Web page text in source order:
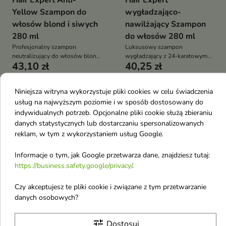
Yellow Szampon do
włosów blond i siwych
280 ml
Profesjonalny szampon
neutralizujący do włosów blond
i siwych pomaga redukować
żółte tony, wspiera nawilżenie
i świeży odcień pasm
43,10 zł
wygładzająco-
nawilżający Szampon
do włosów 280 ml
Luksusowy szampon
wygładzający z 24-karatowym
złotem i kwiatem gardenii, który
intensywnie regeneruje, nawilża
gładkość oraz zdrowy blask
40,25 zł
Obecnie brak na stanie favorite_border
regenerujący Szampon
Obecnie brak na stanie favorite_border
termoochronny Spray
Niniejsza witryna wykorzystuje pliki cookies w celu świadczenia
usług na najwyższym poziomie i w sposób dostosowany do
indywidualnych potrzeb. Opcjonalne pliki cookie służą zbieraniu
danych statystycznych lub dostarczaniu spersonalizowanych
reklam, w tym z wykorzystaniem usług Google.
Informacje o tym, jak Google przetwarza dane, znajdziesz tutaj:
https://business.safety.google/privacy/.
Czy akceptujesz te pliki cookie i związane z tym przetwarzanie
danych osobowych?